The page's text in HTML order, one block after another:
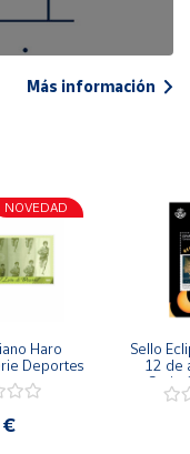
Más información
NOVEDAD
Haro
Deportes
€
Sello
12 de
Serie